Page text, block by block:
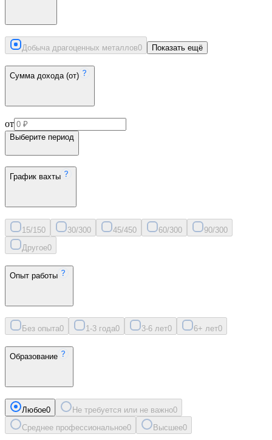
Добыча драгоценных металлов0 Показать ещё
Сумма дохода (от)
от
Выберите период
График вахты
15/150 30/300 45/450 60/300 90/300
Другое0
Опыт работы
Без опыта0 1-3 года0 3-6 лет0 6+ лет0
Образование
Любое0 Не требуется или не важно0
Среднее профессиональное0 Высшее0